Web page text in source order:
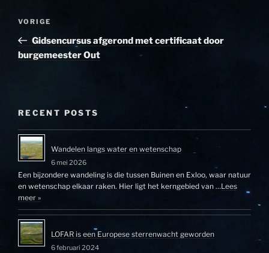
Bericht
Vorig
bericht
VORIGE
Gidsencursus afgerond met certificaat door
burgemeester Out
RECENT POSTS
Wandelen langs water en wetenschap
6 mei 2026
Een bijzondere wandeling is die tussen Buinen en Exloo, waar natuur
en wetenschap elkaar raken. Hier ligt het kerngebied van …Lees
meer »
LOFAR is een Europese sterrenwacht geworden
6 februari 2024